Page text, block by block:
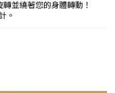
並繞著您的身體轉動！
。